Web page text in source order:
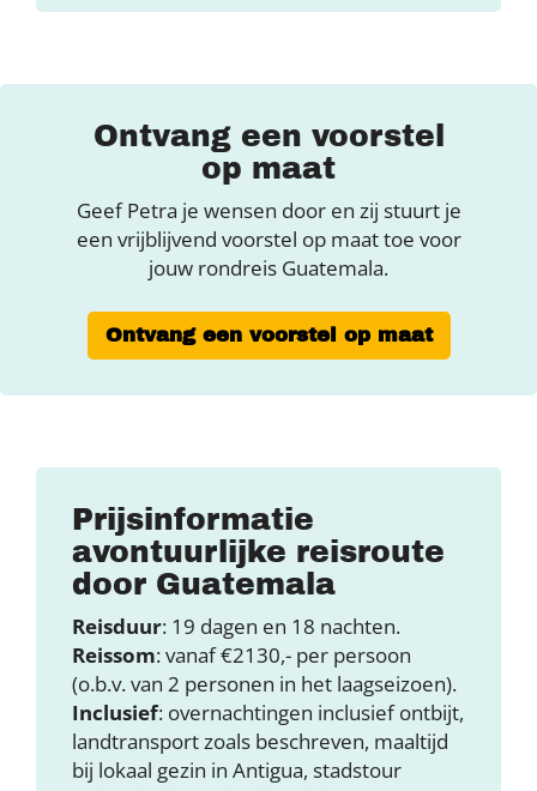
Ontvang een voorstel
op maat
Geef Petra je wensen door en zij stuurt je
een vrijblijvend voorstel op maat toe voor
jouw rondreis Guatemala.
Ontvang een voorstel op maat
Prijsinformatie
avontuurlijke reisroute
door Guatemala
Reisduur: 19 dagen en 18 nachten.
Reissom: vanaf €2130,- per persoon
(o.b.v. van 2 personen in het laagseizoen).
Inclusief: overnachtingen inclusief ontbijt,
landtransport zoals beschreven, maaltijd
bij lokaal gezin in Antigua, stadstour